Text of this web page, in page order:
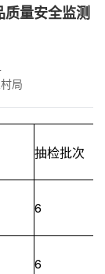
质量安全监测
局
抽检批次
6
6